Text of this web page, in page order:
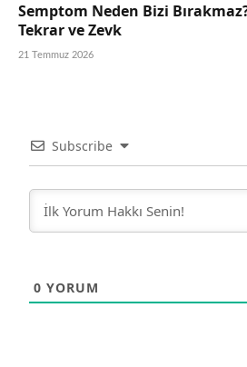
Semptom Neden Bizi Bırakmaz?
Tekrar ve Zevk
21 Temmuz 2026
Subscribe
0 YORUM